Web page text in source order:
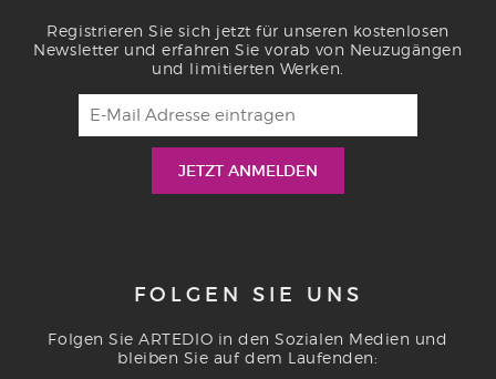
Registrieren Sie sich jetzt für unseren kostenlosen
Newsletter und erfahren Sie vorab von Neuzugängen
und limitierten Werken.
FOLGEN SIE UNS
Folgen Sie ARTEDIO in den Sozialen Medien und
bleiben Sie auf dem Laufenden: